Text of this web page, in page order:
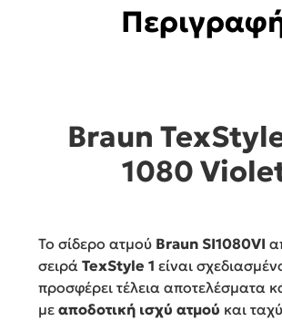
Braun
1080
Το σίδερο ατμού Braun SI1080VI
σειρά TexStyle 1 είναι
προσφέρει τέλεια αποτελέσματα
με αποδοτική ισχύ ατμού και